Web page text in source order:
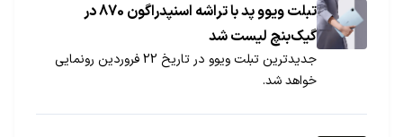
تبلت ویوو پد با تراشه اسنپدراگون 870 در
گیک‌بنچ لیست شد
جدیدترین تبلت ویوو در تاریخ 22 فروردین رونمایی
خواهد شد.